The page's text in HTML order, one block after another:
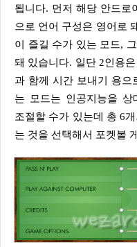
됩니다. 먼저 해당 안드로
으로 언어 구성은 영어로
이 즐길 수가 있는 모드,
돼 있습니다. 일단 2인용
과 함께 시간 보내기 용
는 모드는 인공지능을 상
조절할 수가 있는데 총 6
는 것을 선택해서 포켓볼